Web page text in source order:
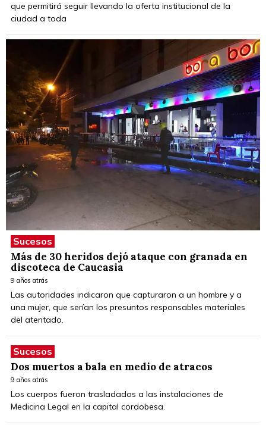
que permitirá seguir llevando la oferta institucional de la
ciudad a toda
Sucesos
Más de 30 heridos dejó ataque con granada en
discoteca de Caucasia
9 años atrás
Las autoridades indicaron que capturaron a un hombre y a
una mujer, que serían los presuntos responsables materiales
del atentado.
Sucesos
Dos muertos a bala en medio de atracos
9 años atrás
Los cuerpos fueron trasladados a las instalaciones de
Medicina Legal en la capital cordobesa.